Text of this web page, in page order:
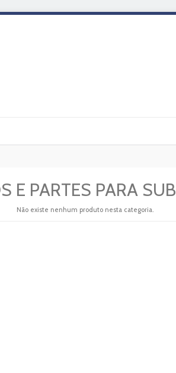
E PARTES PARA
Não existe nenhum produto nesta categoria.